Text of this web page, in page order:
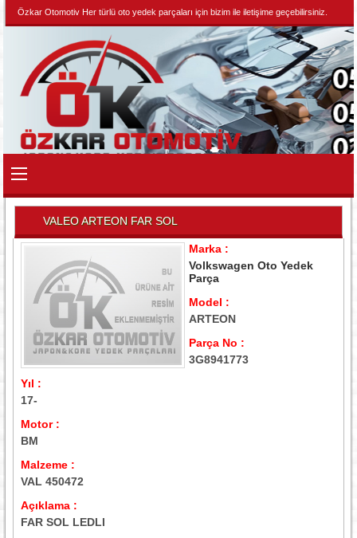
Özkar Otomotiv Her türlü oto yedek parçaları için bizim ile iletişime geçebilirsiniz.
VALEO ARTEON FAR SOL
Marka :
Volkswagen Oto Yedek
Parça
Model :
ARTEON
Parça No :
3G8941773
Yıl :
17-
Motor :
BM
Malzeme :
VAL 450472
Açıklama :
FAR SOL LEDLI